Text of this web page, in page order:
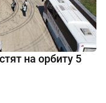
на орбиту 5